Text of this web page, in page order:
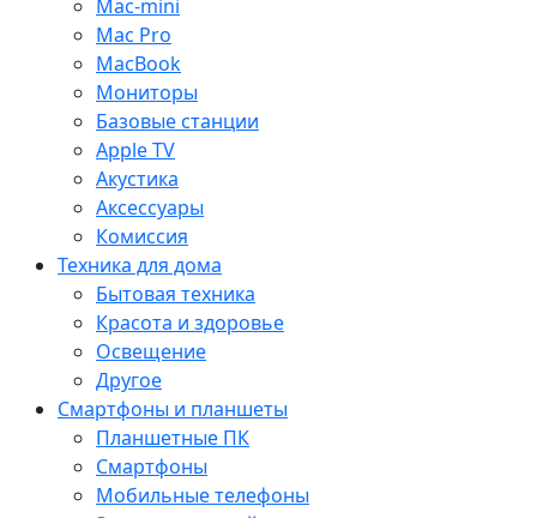
Mac-mini
Mac Pro
MacBook
Мониторы
Базовые станции
Apple TV
Акустика
Аксессуары
Комиссия
Техника для дома
Бытовая техника
Красота и здоровье
Освещение
Другое
Смартфоны и планшеты
Планшетные ПК
Смартфоны
Мобильные телефоны